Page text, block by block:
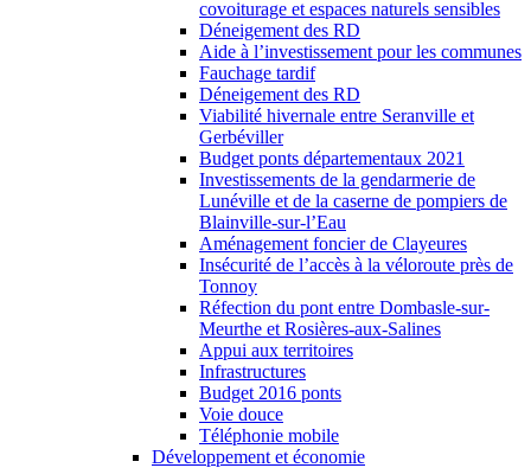
covoiturage et espaces naturels sensibles
Déneigement des RD
Aide à l’investissement pour les communes
Fauchage tardif
Déneigement des RD
Viabilité hivernale entre Seranville et
Gerbéviller
Budget ponts départementaux 2021
Investissements de la gendarmerie de
Lunéville et de la caserne de pompiers de
Blainville-sur-l’Eau
Aménagement foncier de Clayeures
Insécurité de l’accès à la véloroute près de
Tonnoy
Réfection du pont entre Dombasle-sur-
Meurthe et Rosières-aux-Salines
Appui aux territoires
Infrastructures
Budget 2016 ponts
Voie douce
Téléphonie mobile
Développement et économie